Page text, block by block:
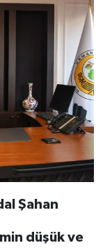
Şahan
düşük ve